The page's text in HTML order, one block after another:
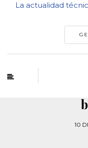
La actualidad
10